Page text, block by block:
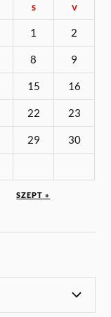
S V
1 2
8 9
15 16
22 23
29 30
SZEPT »